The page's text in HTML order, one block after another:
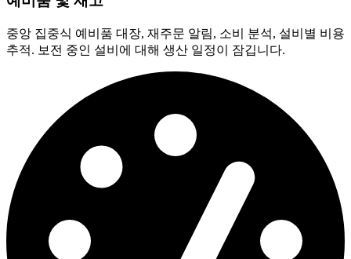
중앙 집중식 예비품 대장, 재주문 알림, 소비 분석, 설비별 비용
추적. 보전 중인 설비에 대해 생산 일정이 잠깁니다.